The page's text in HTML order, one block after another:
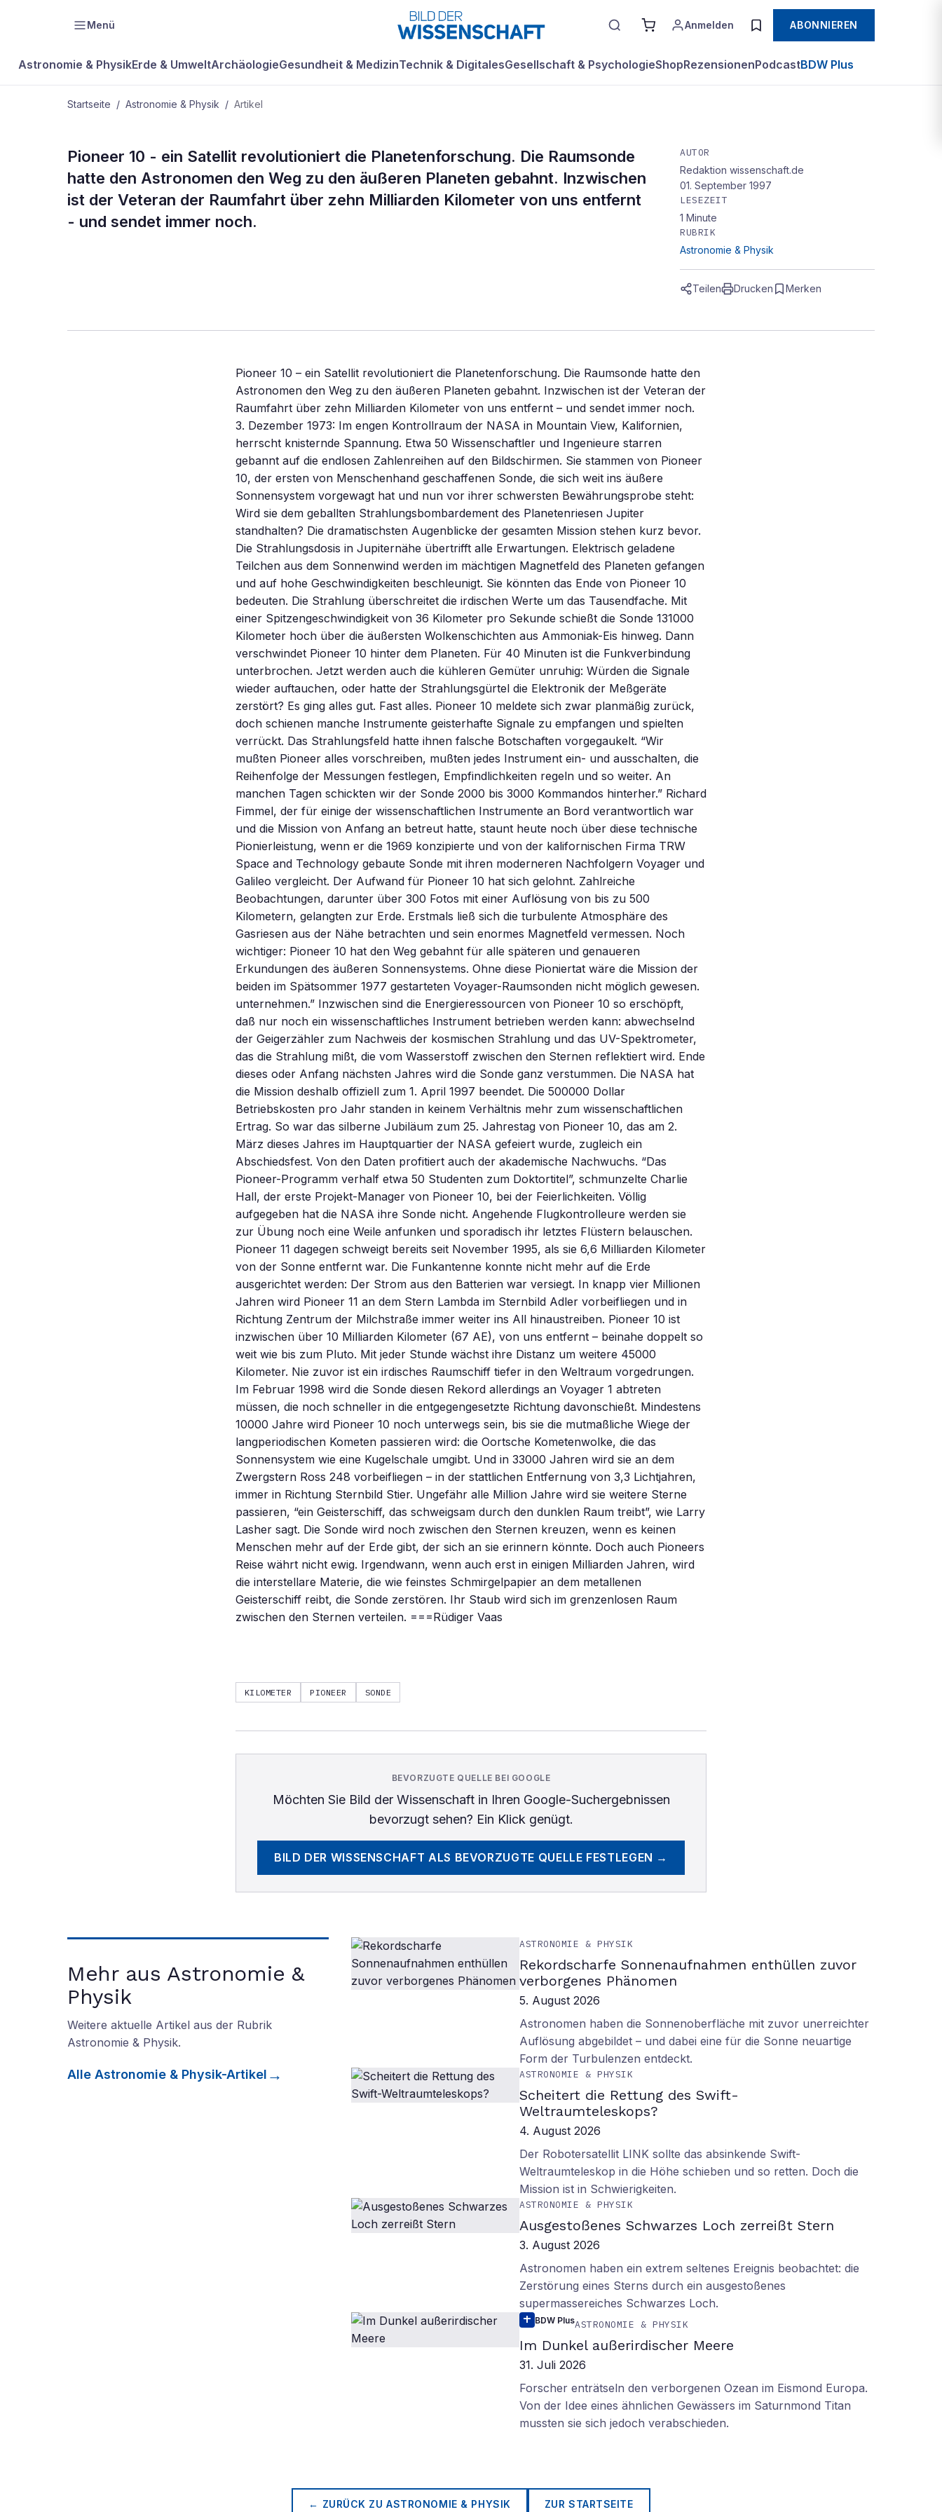
Menü Anmelden ABONNIEREN
Astronomie & PhysikErde & UmweltArchäologieGesundheit & MedizinTechnik & DigitalesGesellschaft & PsychologieShopRezensionenPodcastBDW Plus
Startseite / Astronomie & Physik / Artikel
ASTRONOMIE & PHYSIK
Kundschafter im
Kosmos
Pioneer 10 - ein Satellit revolutioniert die Planetenforschung. Die Raumsonde
hatte den Astronomen den Weg zu den äußeren Planeten gebahnt. Inzwischen
ist der Veteran der Raumfahrt über zehn Milliarden Kilometer von uns entfernt
- und sendet immer noch.
AUTOR
Redaktion wissenschaft.de
01. September 1997
LESEZEIT
1 Minute
RUBRIK
Astronomie & Physik
Teilen Drucken Merken
Pioneer 10 – ein Satellit revolutioniert die Planetenforschung. Die Raumsonde hatte den
Astronomen den Weg zu den äußeren Planeten gebahnt. Inzwischen ist der Veteran der
Raumfahrt über zehn Milliarden Kilometer von uns entfernt – und sendet immer noch.
3. Dezember 1973: Im engen Kontrollraum der NASA in Mountain View, Kalifornien,
herrscht knisternde Spannung. Etwa 50 Wissenschaftler und Ingenieure starren
gebannt auf die endlosen Zahlenreihen auf den Bildschirmen. Sie stammen von Pioneer
10, der ersten von Menschenhand geschaffenen Sonde, die sich weit ins äußere
Sonnensystem vorgewagt hat und nun vor ihrer schwersten Bewährungsprobe steht:
Wird sie dem geballten Strahlungsbombardement des Planetenriesen Jupiter
standhalten? Die dramatischsten Augenblicke der gesamten Mission stehen kurz bevor.
Die Strahlungsdosis in Jupiternähe übertrifft alle Erwartungen. Elektrisch geladene
Teilchen aus dem Sonnenwind werden im mächtigen Magnetfeld des Planeten gefangen
und auf hohe Geschwindigkeiten beschleunigt. Sie könnten das Ende von Pioneer 10
bedeuten. Die Strahlung überschreitet die irdischen Werte um das Tausendfache. Mit
einer Spitzengeschwindigkeit von 36 Kilometer pro Sekunde schießt die Sonde 131000
Kilometer hoch über die äußersten Wolkenschichten aus Ammoniak-Eis hinweg. Dann
verschwindet Pioneer 10 hinter dem Planeten. Für 40 Minuten ist die Funkverbindung
unterbrochen. Jetzt werden auch die kühleren Gemüter unruhig: Würden die Signale
wieder auftauchen, oder hatte der Strahlungsgürtel die Elektronik der Meßgeräte
zerstört? Es ging alles gut. Fast alles. Pioneer 10 meldete sich zwar planmäßig zurück,
doch schienen manche Instrumente geisterhafte Signale zu empfangen und spielten
verrückt. Das Strahlungsfeld hatte ihnen falsche Botschaften vorgegaukelt. “Wir
mußten Pioneer alles vorschreiben, mußten jedes Instrument ein- und ausschalten, die
Reihenfolge der Messungen festlegen, Empfindlichkeiten regeln und so weiter. An
manchen Tagen schickten wir der Sonde 2000 bis 3000 Kommandos hinterher.” Richard
Fimmel, der für einige der wissenschaftlichen Instrumente an Bord verantwortlich war
und die Mission von Anfang an betreut hatte, staunt heute noch über diese technische
Pionierleistung, wenn er die 1969 konzipierte und von der kalifornischen Firma TRW
Space and Technology gebaute Sonde mit ihren moderneren Nachfolgern Voyager und
Galileo vergleicht. Der Aufwand für Pioneer 10 hat sich gelohnt. Zahlreiche
Beobachtungen, darunter über 300 Fotos mit einer Auflösung von bis zu 500
Kilometern, gelangten zur Erde. Erstmals ließ sich die turbulente Atmosphäre des
Gasriesen aus der Nähe betrachten und sein enormes Magnetfeld vermessen. Noch
wichtiger: Pioneer 10 hat den Weg gebahnt für alle späteren und genaueren
Erkundungen des äußeren Sonnensystems. Ohne diese Pioniertat wäre die Mission der
beiden im Spätsommer 1977 gestarteten Voyager-Raumsonden nicht möglich gewesen.
unternehmen.” Inzwischen sind die Energieressourcen von Pioneer 10 so erschöpft,
daß nur noch ein wissenschaftliches Instrument betrieben werden kann: abwechselnd
der Geigerzähler zum Nachweis der kosmischen Strahlung und das UV-Spektrometer,
das die Strahlung mißt, die vom Wasserstoff zwischen den Sternen reflektiert wird. Ende
dieses oder Anfang nächsten Jahres wird die Sonde ganz verstummen. Die NASA hat
die Mission deshalb offiziell zum 1. April 1997 beendet. Die 500000 Dollar
Betriebskosten pro Jahr standen in keinem Verhältnis mehr zum wissenschaftlichen
Ertrag. So war das silberne Jubiläum zum 25. Jahrestag von Pioneer 10, das am 2.
März dieses Jahres im Hauptquartier der NASA gefeiert wurde, zugleich ein
Abschiedsfest. Von den Daten profitiert auch der akademische Nachwuchs. “Das
Pioneer-Programm verhalf etwa 50 Studenten zum Doktortitel”, schmunzelte Charlie
Hall, der erste Projekt-Manager von Pioneer 10, bei der Feierlichkeiten. Völlig
aufgegeben hat die NASA ihre Sonde nicht. Angehende Flugkontrolleure werden sie
zur Übung noch eine Weile anfunken und sporadisch ihr letztes Flüstern belauschen.
Pioneer 11 dagegen schweigt bereits seit November 1995, als sie 6,6 Milliarden Kilometer
von der Sonne entfernt war. Die Funkantenne konnte nicht mehr auf die Erde
ausgerichtet werden: Der Strom aus den Batterien war versiegt. In knapp vier Millionen
Jahren wird Pioneer 11 an dem Stern Lambda im Sternbild Adler vorbeifliegen und in
Richtung Zentrum der Milchstraße immer weiter ins All hinaustreiben. Pioneer 10 ist
inzwischen über 10 Milliarden Kilometer (67 AE), von uns entfernt – beinahe doppelt so
weit wie bis zum Pluto. Mit jeder Stunde wächst ihre Distanz um weitere 45000
Kilometer. Nie zuvor ist ein irdisches Raumschiff tiefer in den Weltraum vorgedrungen.
Im Februar 1998 wird die Sonde diesen Rekord allerdings an Voyager 1 abtreten
müssen, die noch schneller in die entgegengesetzte Richtung davonschießt. Mindestens
10000 Jahre wird Pioneer 10 noch unterwegs sein, bis sie die mutmaßliche Wiege der
langperiodischen Kometen passieren wird: die Oortsche Kometenwolke, die das
Sonnensystem wie eine Kugelschale umgibt. Und in 33000 Jahren wird sie an dem
Zwergstern Ross 248 vorbeifliegen – in der stattlichen Entfernung von 3,3 Lichtjahren,
immer in Richtung Sternbild Stier. Ungefähr alle Million Jahre wird sie weitere Sterne
passieren, “ein Geisterschiff, das schweigsam durch den dunklen Raum treibt”, wie Larry
Lasher sagt. Die Sonde wird noch zwischen den Sternen kreuzen, wenn es keinen
Menschen mehr auf der Erde gibt, der sich an sie erinnern könnte. Doch auch Pioneers
Reise währt nicht ewig. Irgendwann, wenn auch erst in einigen Milliarden Jahren, wird
die interstellare Materie, die wie feinstes Schmirgelpapier an dem metallenen
Geisterschiff reibt, die Sonde zerstören. Ihr Staub wird sich im grenzenlosen Raum
zwischen den Sternen verteilen. ===Rüdiger Vaas
KILOMETER PIONEER SONDE
BEVORZUGTE QUELLE BEI GOOGLE
Möchten Sie Bild der Wissenschaftin Ihren Google-Suchergebnissen
bevorzugt sehen? Ein Klick genügt.
BILD DER WISSENSCHAFT ALS BEVORZUGTE QUELLE FESTLEGEN →
Mehr aus Astronomie &
Physik
Weitere aktuelle Artikel aus der Rubrik
Astronomie & Physik.
Alle Astronomie & Physik-Artikel
ASTRONOMIE & PHYSIK
Rekordscharfe Sonnenaufnahmen enthüllen zuvor
verborgenes Phänomen
5. August 2026
Astronomen haben die Sonnenoberfläche mit zuvor unerreichter
Auflösung abgebildet – und dabei eine für die Sonne neuartige
Form der Turbulenzen entdeckt.
ASTRONOMIE & PHYSIK
Scheitert die Rettung des Swift-
Weltraumteleskops?
4. August 2026
Der Robotersatellit LINK sollte das absinkende Swift-
Weltraumteleskop in die Höhe schieben und so retten. Doch die
Mission ist in Schwierigkeiten.
ASTRONOMIE & PHYSIK
Ausgestoßenes Schwarzes Loch zerreißt Stern
3. August 2026
Astronomen haben ein extrem seltenes Ereignis beobachtet: die
Zerstörung eines Sterns durch ein ausgestoßenes
supermassereiches Schwarzes Loch.
BDW PlusASTRONOMIE & PHYSIK
Im Dunkel außerirdischer Meere
31. Juli 2026
Forscher enträtseln den verborgenen Ozean im Eismond Europa.
Von der Idee eines ähnlichen Gewässers im Saturnmond Titan
mussten sie sich jedoch verabschieden.
← ZURÜCK ZUASTRONOMIE & PHYSIK ZUR STARTSEITE